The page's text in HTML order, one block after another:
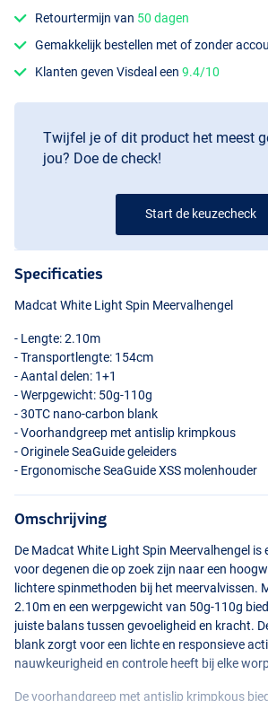
Retourtermijn van 50 dagen
Gemakkelijk bestellen met of zonder
Klanten geven Visdeal een9.4/10
Twijfel je of dit product het meest
jou? Doe de check!
Start de keuzecheck
Specificaties
Madcat White Light Spin Meervalhengel
- Lengte: 2.10m
- Transportlengte: 154cm
- Aantal delen: 1+1
- Werpgewicht: 50g-110g
- 30TC nano-carbon blank
- Voorhandgreep met antislip krimpkous
- Originele SeaGuide geleiders
- Ergonomische SeaGuideXSS molenhouder
Omschrijving
De Madcat White Light Spin Meervalhengel is
voor degenen die op zoek zijn naar een
lichtere spinmethoden bij het meervalvissen.
2.10m en een werpgewicht van 50g-110g
juiste balans tussen gevoeligheid en kracht.
blank zorgt voor een lichte en responsieve
nauwkeurigheid en controle heeft bij elke
De voorhandgreep met antislip krimpkous